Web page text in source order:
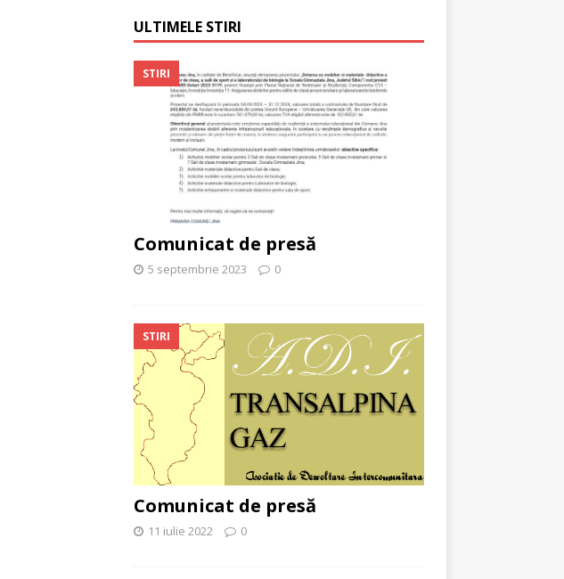
ULTIMELE STIRI
STIRI
Comunicat de presă
5 septembrie 2023 0
STIRI
Comunicat de presă
11 iulie 2022 0